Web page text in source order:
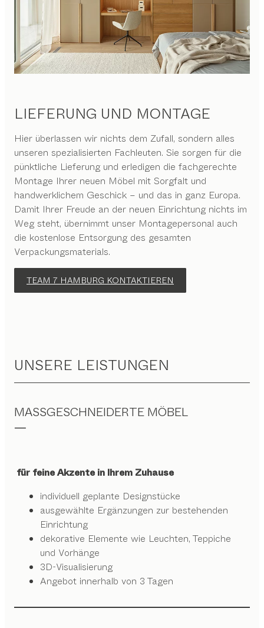
LIEFERUNG UND MONTAGE
Hier überlassen wir nichts dem Zufall, sondern alles
unseren spezialisierten Fachleuten. Sie sorgen für die
pünktliche Lieferung und erledigen die fachgerechte
Montage Ihrer neuen Möbel mit Sorgfalt und
handwerklichem Geschick – und das in ganz Europa.
Damit Ihrer Freude an der neuen Einrichtung nichts im
Weg steht, übernimmt unser Montagepersonal auch
die kostenlose Entsorgung des gesamten
Verpackungsmaterials.
TEAM 7 HAMBURG KONTAKTIEREN
UNSERE LEISTUNGEN
MASSGESCHNEIDERTE MÖBEL
für feine Akzente in Ihrem Zuhause
individuell geplante Designstücke
ausgewählte Ergänzungen zur bestehenden
Einrichtung
dekorative Elemente wie Leuchten, Teppiche
und Vorhänge
3D-Visualisierung
Angebot innerhalb von 3 Tagen